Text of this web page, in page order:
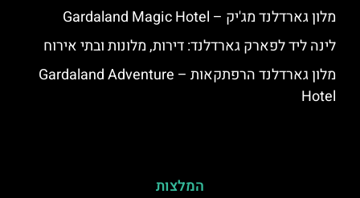
מלון גארדלנד מג'יק – Gardaland Magic Hotel
לינה ליד לפארק גארדלנד: דירות, מלונות ובתי אירוח
מלון גארדלנד הרפתקאות – Gardaland Adventure
Hotel
המלצות